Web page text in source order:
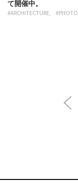
て開催中。
#ARCHITECTURE #PHOTO